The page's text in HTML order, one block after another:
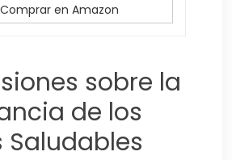
Comprar en Amazon
sobre la
de los
Saludables